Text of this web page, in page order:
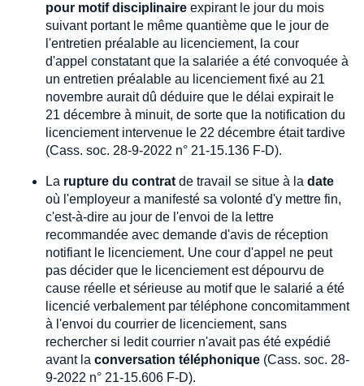
pour motif disciplinaire expirant le jour du mois
suivant portant le même quantième que le jour de
l'entretien préalable au licenciement, la cour
d'appel constatant que la salariée a été convoquée à
un entretien préalable au licenciement fixé au 21
novembre aurait dû déduire que le délai expirait le
21 décembre à minuit, de sorte que la notification du
licenciement intervenue le 22 décembre était tardive
(Cass. soc. 28-9-2022 n° 21-15.136 F-D).
La rupture du contrat de travail se situe à la date
où l'employeur a manifesté sa volonté d'y mettre fin,
c'est-à-dire au jour de l'envoi de la lettre
recommandée avec demande d'avis de réception
notifiant le licenciement. Une cour d'appel ne peut
pas décider que le licenciement est dépourvu de
cause réelle et sérieuse au motif que le salarié a été
licencié verbalement par téléphone concomitamment
à l'envoi du courrier de licenciement, sans
rechercher si ledit courrier n'avait pas été expédié
avant la conversation téléphonique (Cass. soc. 28-
9-2022 n° 21-15.606 F-D).